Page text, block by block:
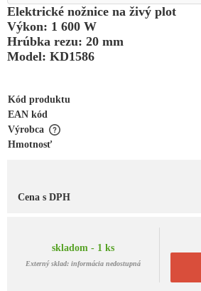
Elektrické nožnice na živý plot
Výkon: 1 600 W
Hrúbka rezu: 20 mm
Model: KD1586
Kód produktu
EAN kód
Výrobca
Hmotnosť
Cena s DPH
skladom - 1 ks
Externý sklad: informácia nedostupná